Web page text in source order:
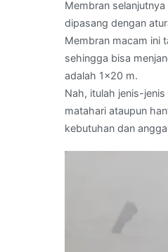
Membran
dipasang dengan
Membran macam ini
sehingga bisa
adalah 1×20 m.
Nah, itulah jenis-
matahari ataupun
kebutuhan dan